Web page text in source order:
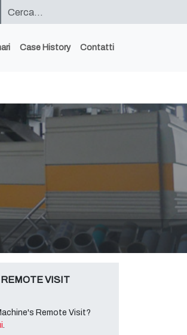
Case History Contatti
VISIT
Remote Visit?
.